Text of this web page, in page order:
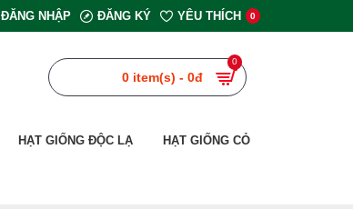
ĐĂNG NHẬP ĐĂNG KÝ YÊU THÍCH 0
0 item(s) - 0đ
0
HẠT GIỐNG ĐỘC LẠ HẠT GIỐNG CỎ